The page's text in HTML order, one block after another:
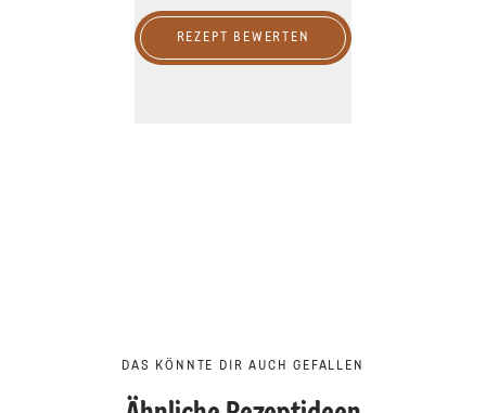
REZEPT BEWERTEN
DAS KÖNNTE DIR AUCH GEFALLEN